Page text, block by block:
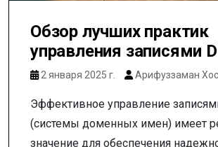
Обзор лучших практик
управления записями
2 января 2025 г. Арифуззаман
Эффективное управление
(системы доменных имен) имеет
значение для обеспечения